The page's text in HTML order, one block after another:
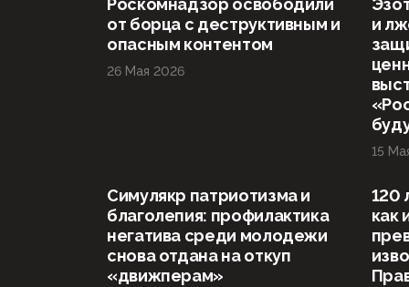
Роскомнадзор освободили
от борца с деструктивным и
опасным контентом
26 Мая 2026
и
15
Симулякр патриотизма и
благолепия: профилактика
негатива среди молодежи
снова отдана на откуп
«движперам»
120
как